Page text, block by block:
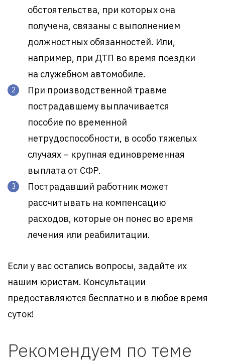
обстоятельства, при которых она
получена, связаны с выполнением
должностных обязанностей. Или,
например, при ДТП во время поездки
на служебном автомобиле.
При производственной травме
пострадавшему выплачивается
пособие по временной
нетрудоспособности, в особо тяжелых
случаях – крупная единовременная
выплата от СФР.
Пострадавший работник может
рассчитывать на компенсацию
расходов, которые он понес во время
лечения или реабилитации.
Если у вас остались вопросы, задайте их
нашим юристам. Консультации
предоставляются бесплатно и в любое время
суток!
Рекомендуем по теме